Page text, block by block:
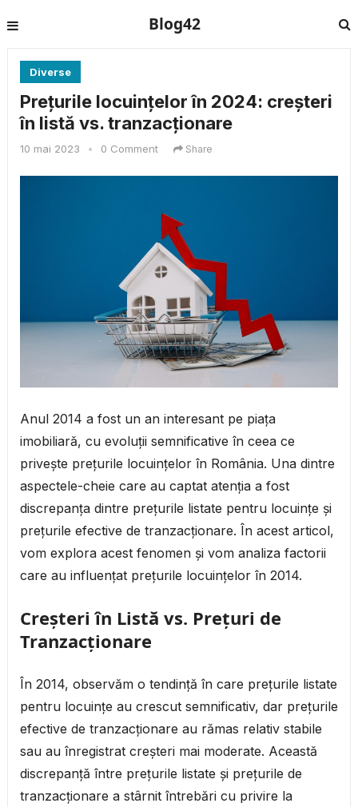
Blog42
Diverse
Prețurile locuințelor în 2024: creșteri
în listă vs. tranzacționare
10 mai 2023 • 0 Comment Share
Anul 2014 a fost un an interesant pe piața
imobiliară, cu evoluții semnificative în ceea ce
privește prețurile locuințelor în România. Una dintre
aspectele-cheie care au captat atenția a fost
discrepanța dintre prețurile listate pentru locuințe și
prețurile efective de tranzacționare. În acest articol,
vom explora acest fenomen și vom analiza factorii
care au influențat prețurile locuințelor în 2014.
Creșteri în Listă vs. Prețuri de
Tranzacționare
În 2014, observăm o tendință în care prețurile listate
pentru locuințe au crescut semnificativ, dar prețurile
efective de tranzacționare au rămas relativ stabile
sau au înregistrat creșteri mai moderate. Această
discrepanță între prețurile listate și prețurile de
tranzacționare a stârnit întrebări cu privire la